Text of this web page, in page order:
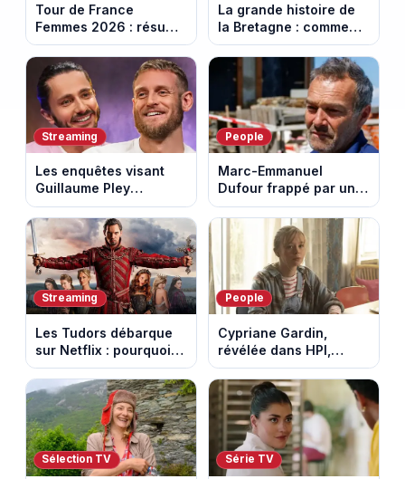
Tour de France
Femmes 2026 : résumé
vidéo de la 7e étape
avec l'ascension du
Mont Ventoux
La grande histoire de
la Bretagne : comment
les Bretons ont
défendu leur culture
au fil des décennies
Streaming
Les enquêtes visant
Guillaume Pley
poussent Ragnar Le
Breton à quitter la
tournée Legend
People
Marc-Emmanuel
Dufour frappé par un
terrible incendie : son
chalet part en fumée
Streaming
Les Tudors débarque
sur Netflix : pourquoi la
série n’a rien perdu de
son pouvoir
People
Cypriane Gardin,
révélée dans HPI,
lance une cagnotte
après des difficultés
financières
Sélection TV Série TV